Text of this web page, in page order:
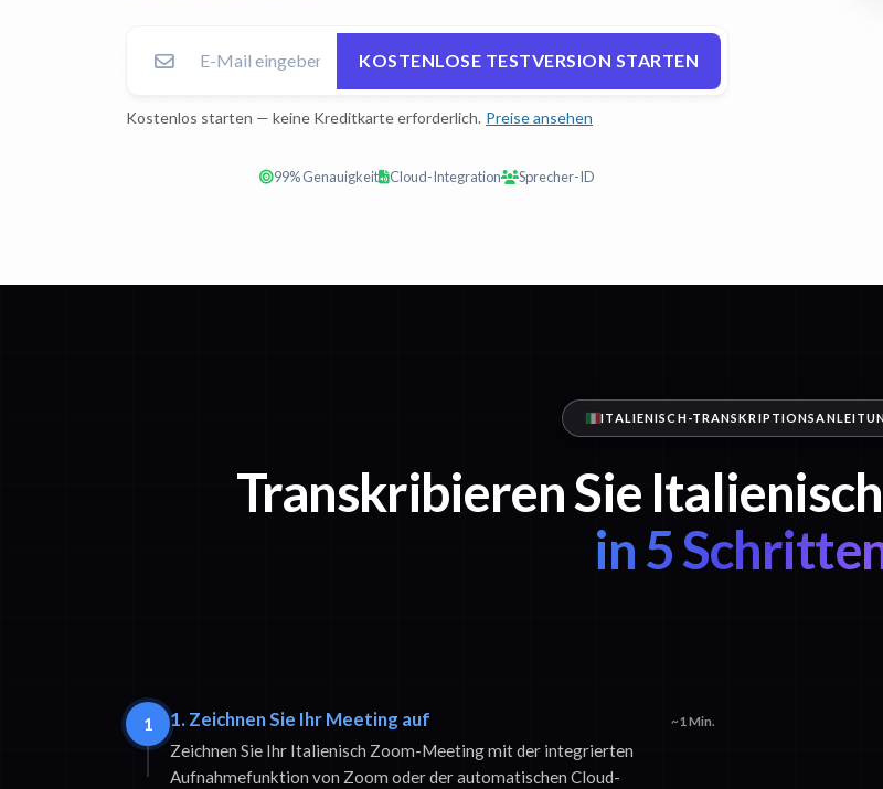
KOSTENLOSE TESTVERSION STARTEN
Kostenlos starten — keine Kreditkarte erforderlich. Preise ansehen
99% Genauigkeit Cloud-Integration Sprecher-ID
ITALIENISCH-
Transkribieren Sie
in 5
1 1. Zeichnen Sie Ihr Meeting auf ~1 Min.
Zeichnen Sie Ihr Italienisch Zoom-Meeting mit der integrierten
Aufnahmefunktion von Zoom oder der automatischen Cloud-